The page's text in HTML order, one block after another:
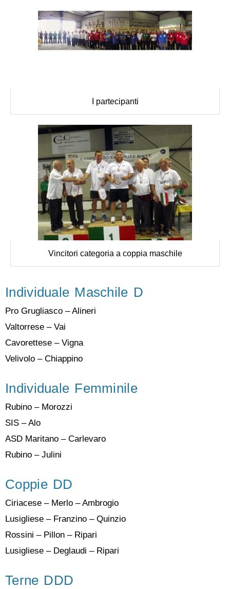
I partecipanti
Vincitori categoria a coppia maschile
Individuale Maschile D
Pro Grugliasco – Alineri
Valtorrese – Vai
Cavorettese – Vigna
Velivolo – Chiappino
Individuale Femminile
Rubino – Morozzi
SIS – Alo
ASD Maritano – Carlevaro
Rubino – Julini
Coppie DD
Ciriacese – Merlo – Ambrogio
Lusigliese – Franzino – Quinzio
Rossini – Pillon – Ripari
Lusigliese – Deglaudi – Ripari
Terne DDD